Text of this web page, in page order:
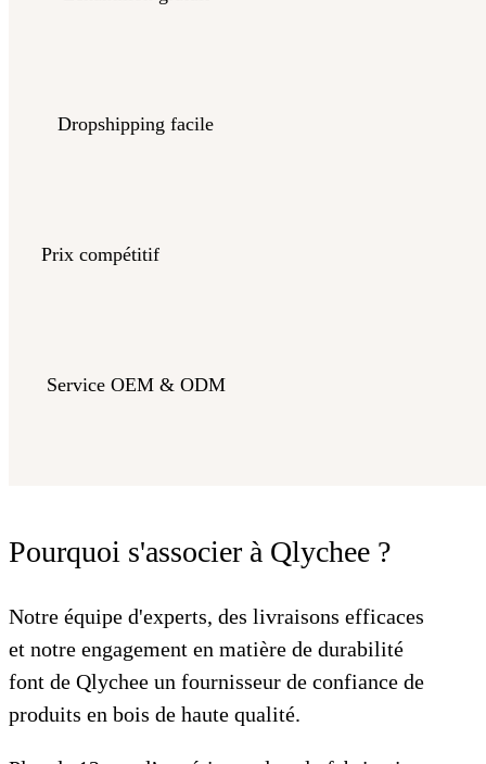
Dropshipping facile
Prix compétitif
Service OEM & ODM
Pourquoi s'associer à Qlychee ?
Notre équipe d'experts, des livraisons efficaces
et notre engagement en matière de durabilité
font de Qlychee un fournisseur de confiance de
produits en bois de haute qualité.